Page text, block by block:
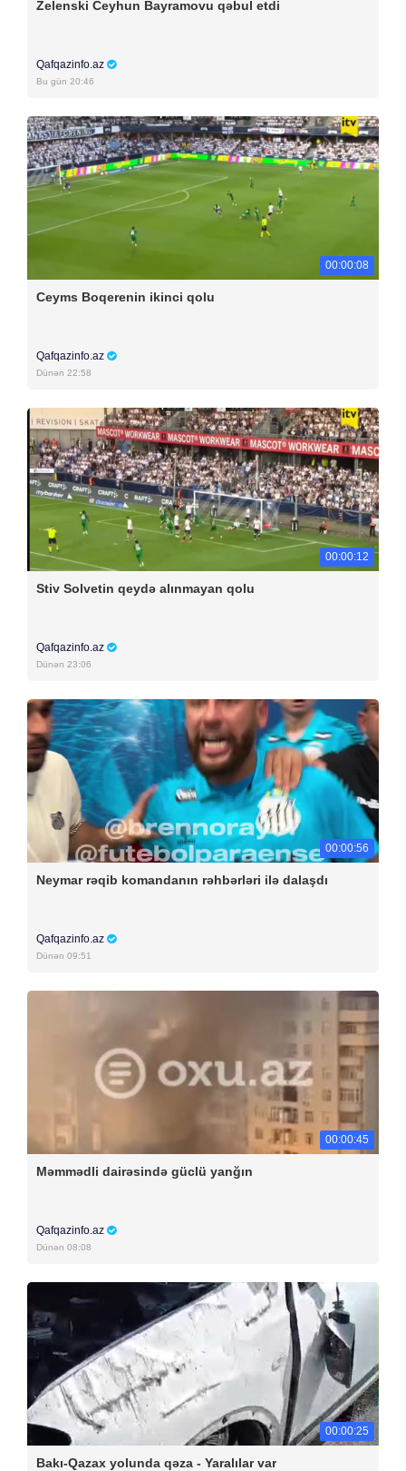
Zelenski Ceyhun Bayramovu qəbul etdi
Qafqazinfo.az
Bu gün 20:46
00:00:08
Ceyms Boqerenin ikinci qolu
Qafqazinfo.az
Dünən 22:58
00:00:12
Stiv Solvetin qeydə alınmayan qolu
Qafqazinfo.az
Dünən 23:06
00:00:56
Neymar rəqib komandanın rəhbərləri ilə dalaşdı
Qafqazinfo.az
Dünən 09:51
00:00:45
Məmmədli dairəsində güclü yanğın
Qafqazinfo.az
Dünən 08:08
00:00:25
Bakı-Qazax yolunda qəza - Yaralılar var